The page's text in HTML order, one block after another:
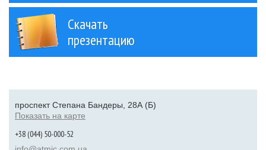
Скачать
презентацию
проспект Степана Бандеры, 28А (Б)
Показать на карте
+38 (044) 50-000-52